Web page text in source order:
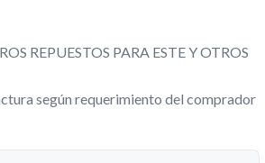
REPUESTOS PARA ESTE Y OTROS
según requerimiento del comprador